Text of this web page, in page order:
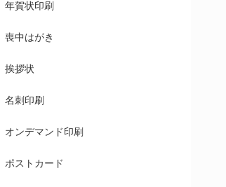
年賀状印刷
喪中はがき
挨拶状
名刺印刷
オンデマンド印刷
ポストカード